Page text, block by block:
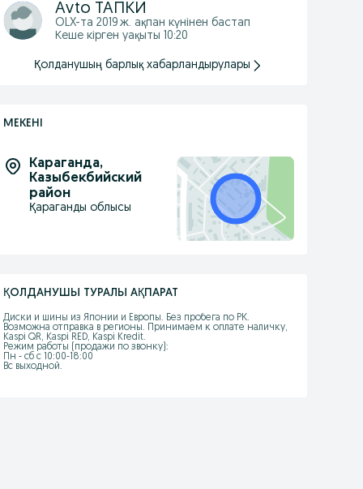
Аvto ТАПКИ
OLX-та 2019 ж. ақпан күнінен бастап
Кеше кірген уақыты 10:20
Қолданушың барлық хабарландырулары
МЕКЕНІ
Караганда,
Казыбекбийский
район
Қараганды облысы
ҚОЛДАНУШЫ ТУРАЛЫ АҚПАРАТ
Диски и шины из Японии и Европы. Без пробега по РК.
Возможна отправка в регионы. Принимаем к оплате наличку,
Kaspi QR, Kaspi RED, Kaspi Kredit.
Режим работы (продажи по звонку):
Пн - сб с 10:00-18:00
Вс выходной.